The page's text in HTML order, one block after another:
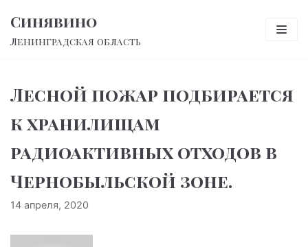
Перейти
к
Синявино
Ленинградская область
Лесной пожар подбирается
к хранилищам
радиоактивных отходов в
Чернобыльской зоне.
14 апреля, 2020